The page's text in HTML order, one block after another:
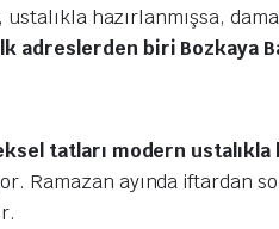
hazırlanmışsa,
adreslerden biri Bozkaya
tatları modern ustalıkla
Ramazan ayında iftardan